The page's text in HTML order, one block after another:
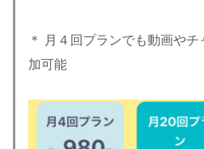
＊ 月４回プランでも動画や
加可能